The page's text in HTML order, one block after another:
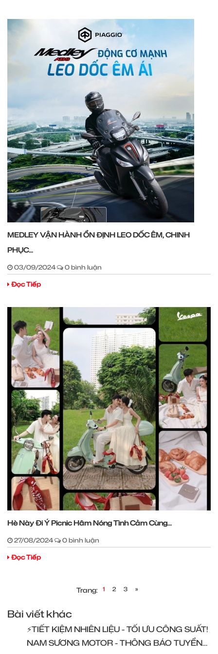
MEDLEY VẬN HÀNH ỔN ĐỊNH​ LEO DỐC ÊM, CHINH
PHỤC...
03/09/2024
0 bình luận
Đọc Tiếp
Hè Này Đi Ý Picnic Hâm Nóng Tình Cảm Cùng...
27/08/2024
0 bình luận
Đọc Tiếp
Trang: 1 2 3 »
Bài viết khác
⚡️TIẾT KIỆM NHIÊN LIỆU - TỐI ƯU CÔNG SUẤT!
NAM SƯƠNG MOTOR - THÔNG BÁO TUYỂN